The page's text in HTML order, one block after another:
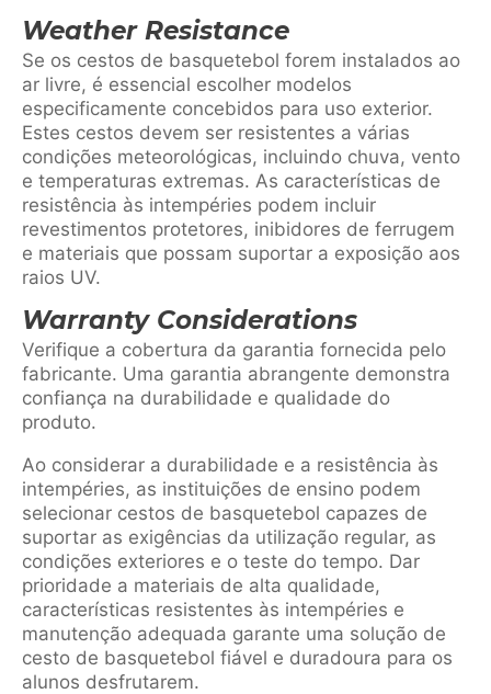
Weather Resistance
Se os cestos de basquetebol forem instalados ao
ar livre, é essencial escolher modelos
especificamente concebidos para uso exterior.
Estes cestos devem ser resistentes a várias
condições meteorológicas, incluindo chuva, vento
e temperaturas extremas. As características de
resistência às intempéries podem incluir
revestimentos protetores, inibidores de ferrugem
e materiais que possam suportar a exposição aos
raios UV.
Warranty Considerations
Verifique a cobertura da garantia fornecida pelo
fabricante. Uma garantia abrangente demonstra
confiança na durabilidade e qualidade do
produto.
Ao considerar a durabilidade e a resistência às
intempéries, as instituições de ensino podem
selecionar cestos de basquetebol capazes de
suportar as exigências da utilização regular, as
condições exteriores e o teste do tempo. Dar
prioridade a materiais de alta qualidade,
características resistentes às intempéries e
manutenção adequada garante uma solução de
cesto de basquetebol fiável e duradoura para os
alunos desfrutarem.